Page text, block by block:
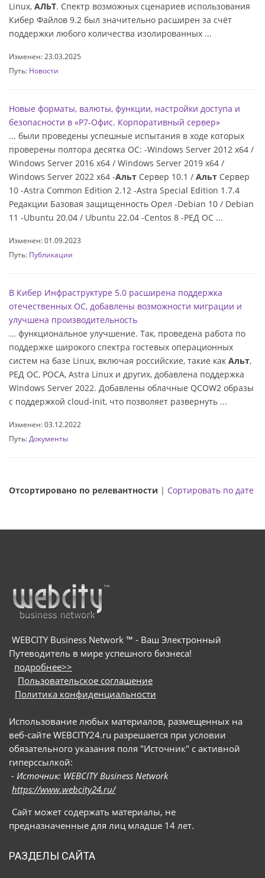
Linux, АЛЬТ. Спектр возможных сценариев использования
Кибер Файлов 9.2 был значительно расширен за счёт
поддержки любого количества изолированных ...
Изменен: 23.03.2025
Путь: Новости
Новые форматы, валюты, функции, настройки доступа и
безопасности в «Р7-Офис. Корпоративный сервер»
... были проведены успешные испытания в ходе которых
проверены полтора десятка ОС: -Windows Server 2012 x64 /
Windows Server 2016 x64 / Windows Server 2019 x64 /
Windows Server 2022 x64 -Альт Сервер 10.1 / Альт Сервер
10 -Astra Common Edition 2.12 -Astra Special Edition 1.7.4
Редакции Базовая защищенность Орел -Debian 10 / Debian
11 -Ubuntu 20.04 / Ubuntu 22.04 -Centos 8 -РЕД ОС ...
Изменен: 01.09.2023
Путь: Публикации
В Кибер Инфраструктуре 5.0 расширена поддержка
отечественных ОС, добавлены возможности миграции и
улучшена производительность
... функциональное улучшение. Так, проведена работа по
поддержке широкого спектра гостевых операционных
систем на базе Linux, включая российские, такие как Альт,
РЕД ОС, РОСА, Astra Linux и других, добавлена поддержка
Windows Server 2022. Добавлены облачные QCOW2 образы
с поддержкой cloud-init, что позволяет развернуть ...
Изменен: 03.12.2022
Путь: Документы
Отсортировано по релевантности | Сортировать по дате
WEBCITY Business Network ™ - Ваш Электронный
Путеводитель в мире успешного бизнеса!
подробнее>>
Пользовательское соглашение
Политика конфиденциальности
Использование любых материалов, размещенных на
веб-сайте WEBCITY24.ru разрешается при условии
обязательного указания поля "Источник" с активной
гиперссылкой:
- Источник: WEBCITY Business Network
https://www.webcity24.ru/
Сайт может содержать материалы, не
предназначенные для лиц младше 14 лет.
РАЗДЕЛЫ САЙТА